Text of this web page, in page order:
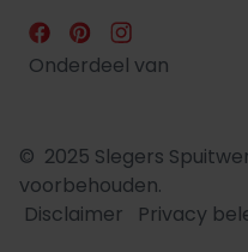
Onderdeel van
© 2025 Slegers
voorbehouden.
Disclaimer
Privacy